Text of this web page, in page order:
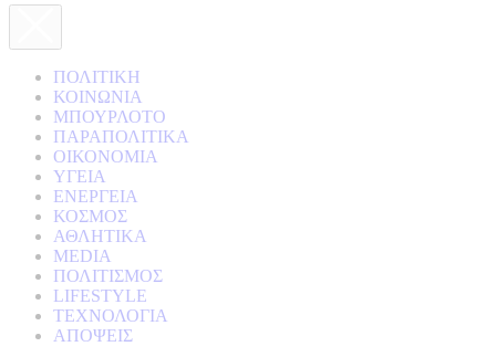
ΠΟΛΙΤΙΚΗ
ΚΟΙΝΩΝΙΑ
ΜΠΟΥΡΛΟΤΟ
ΠΑΡΑΠΟΛΙΤΙΚΑ
ΟΙΚΟΝΟΜΙΑ
ΥΓΕΙΑ
ΕΝΕΡΓΕΙΑ
ΚΟΣΜΟΣ
ΑΘΛΗΤΙΚΑ
MEDIA
ΠΟΛΙΤΙΣΜΟΣ
LIFESTYLE
ΤΕΧΝΟΛΟΓΙΑ
ΑΠΟΨΕΙΣ